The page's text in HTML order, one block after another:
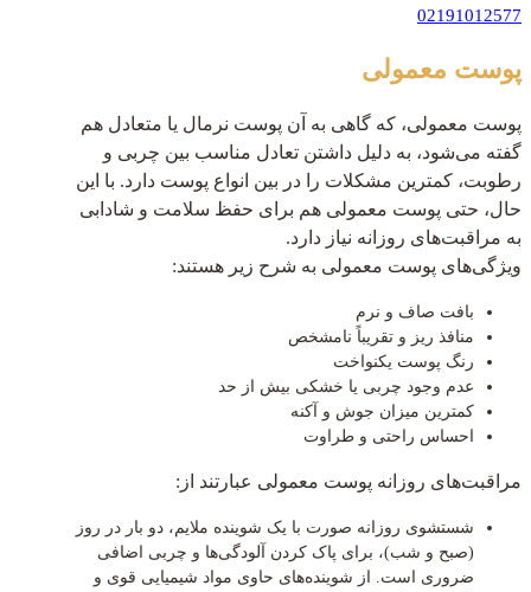
02191012577
پوست معمولی
پوست معمولی، که گاهی به آن پوست نرمال یا متعادل هم
گفته می‌شود، به دلیل داشتن تعادل مناسب بین چربی و
رطوبت، کمترین مشکلات را در بین انواع پوست دارد. با این
حال، حتی پوست معمولی هم برای حفظ سلامت و شادابی
به مراقبت‌های روزانه نیاز دارد.
ویژگی‌های پوست معمولی به شرح زیر هستند:
بافت صاف و نرم
منافذ ریز و تقریباً نامشخص
رنگ پوست یکنواخت
عدم وجود چربی یا خشکی بیش از حد
کمترین میزان جوش و آکنه
احساس راحتی و طراوت
مراقبت‌های روزانه پوست معمولی عبارتند از:
شستشوی روزانه صورت با یک شوینده ملایم، دو بار در روز
(صبح و شب)، برای پاک کردن آلودگی‌ها و چربی اضافی
ضروری است. از شوینده‌های حاوی مواد شیمیایی قوی و